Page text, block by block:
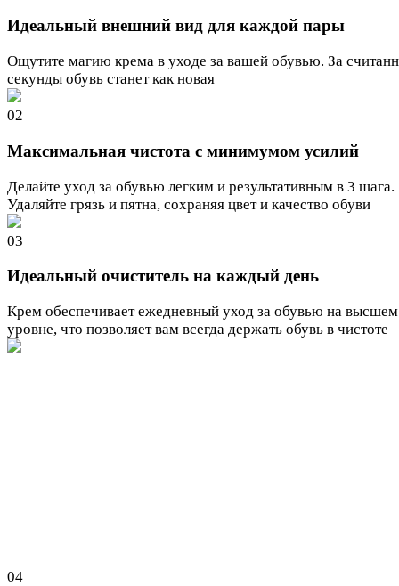
Идеальный внешний вид для каждой пары
Ощутите магию крема в уходе за вашей обувью. За
секунды обувь станет как новая
02
Максимальная чистота с минимумом усилий
Делайте уход за обувью легким и результативным в 3 шага.
Удаляйте грязь и пятна, сохраняя цвет и качество обуви
03
Идеальный очиститель на каждый день
Крем обеспечивает ежедневный уход за обувью на высшем
уровне, что позволяет вам всегда держать обувь в чистоте
04